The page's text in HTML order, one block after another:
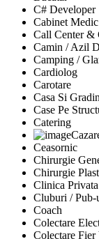
C# Developer
Cabinet
Call Center &
Camin / Azil
Camping /
Cardiolog
Carotare
Casa Si
Case Pe
Catering
Ceasornic
Chirurgie
Chirurgie
Clinica Privata
Cluburi /
Coach
Colectare
Colectare Fier